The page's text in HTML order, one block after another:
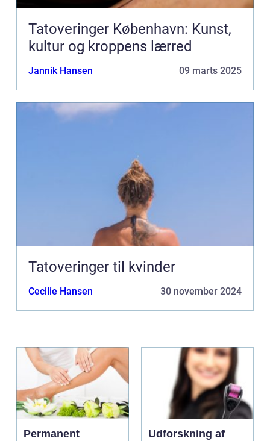
Tatoveringer København: Kunst,
kultur og kroppens lærred
Jannik Hansen 09 marts 2025
Tatoveringer til kvinder
Cecilie Hansen 30 november 2024
Permanent
Udforskning af